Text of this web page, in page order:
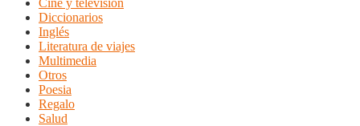
Cine y televisión
Diccionarios
Inglés
Literatura de viajes
Multimedia
Otros
Poesia
Regalo
Salud